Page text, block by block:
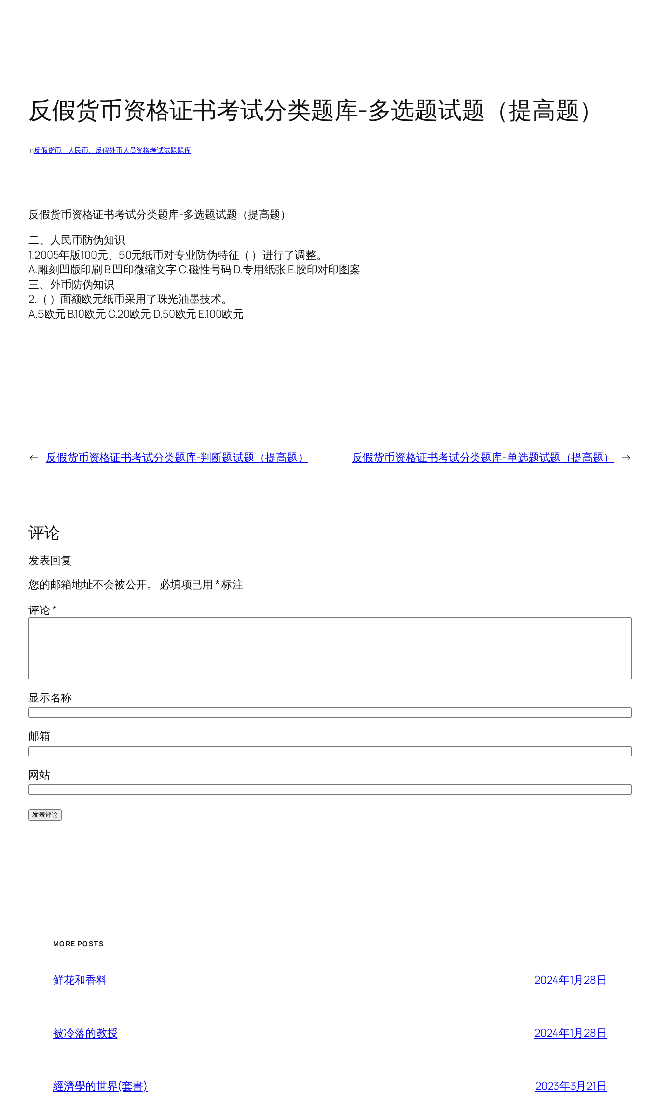
反假货币资格证书考试分类题库-多选题试题（提高题）
in反假货币、人民币、反假外币人员资格考试试题题库
反假货币资格证书考试分类题库-多选题试题（提高题）
二、人民币防伪知识
1.2005年版100元、50元纸币对专业防伪特征（ ）进行了调整。
A.雕刻凹版印刷 B.凹印微缩文字 C.磁性号码 D.专用纸张 E.胶印对印图案
三、外币防伪知识
2.（ ）面额欧元纸币采用了珠光油墨技术。
A.5欧元 B.10欧元 C.20欧元 D.50欧元 E.100欧元
← 反假货币资格证书考试分类题库-判断题试题（提高题） 反假货币资格证书考试分类题库-单选题试题（提高题） →
评论
发表回复
您的邮箱地址不会被公开。
必填项已用*标注
评论*
显示名称
邮箱
网站
MORE POSTS
鲜花和香料 2024年1月28日
被冷落的教授 2024年1月28日
經濟學的世界(套書) 2023年3月21日